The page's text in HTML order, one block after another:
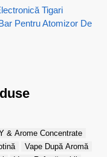
Tigari
Pentru Atomizor De
& Arome Concentrate
Vape După Aromă